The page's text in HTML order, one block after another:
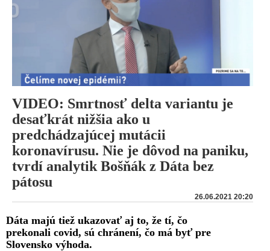
VIDEO: Smrtnosť delta variantu je
desaťkrát nižšia ako u
predchádzajúcej mutácii
koronavírusu. Nie je dôvod na paniku,
tvrdí analytik Bošňák z Dáta bez
pátosu
26.06.2021 20:20
Dáta majú tiež ukazovať aj to, že tí, čo
prekonali covid, sú chránení, čo má byť pre
Slovensko výhoda.